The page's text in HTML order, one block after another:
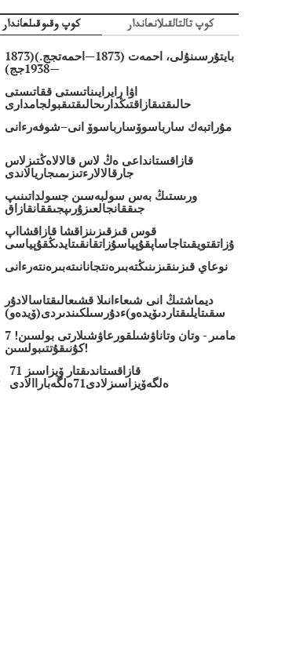
كوپ وقىوقىلعاندار كوپ تالتالقىلانعاندار
بايتۇرسىنۇلى، احمەت (1873—احمەتجج.)(1873
—1938جج)
اۋا رايرايىناتىستى ققاتىستى
حالىقتىقازاقتىڭدارىحالىقتىقبولجامدارى
مۇراتبەك سارباسوۆسارباسوۆ انى–شوفەرءانى
قازاقستانداعى ەڭ لاس قالالاەڭتىزلاس
جارقالالارءتىزىمىجاريالاندى
ورىستىڭ بەس سولبەسىن جسولداتىنىپ
جىققانجالعىزۇرىپجىققانقازاق
قوس قىزقىزىنزاقشا قازاقشااپ
ۇزاتقتويقىتاجاساپقۇپياسۇزاتقانقىتايدىڭقۇپياسى
نوعاي قىزىنقىزىنىڭتەبىرەنتجانانىتەبىرەنتەرءانى
ديماشتىڭ انى شىعاءانىلا قشىعالىقتاسالادۇر
سقىتايلىقتاردىۆيدەو)ءدۇرسىلكىندىردى(ۆيدەو)
7 مامىر - وتان وتاناۋشىلقورعاۋشىلارتى بولسىن!
كۇنىقۇتتىبولسىن!
قازاقستاندىقتار ۆيزاسىز 71
ەلگەۆيزاسىزلادى71ەلگەباراالادى